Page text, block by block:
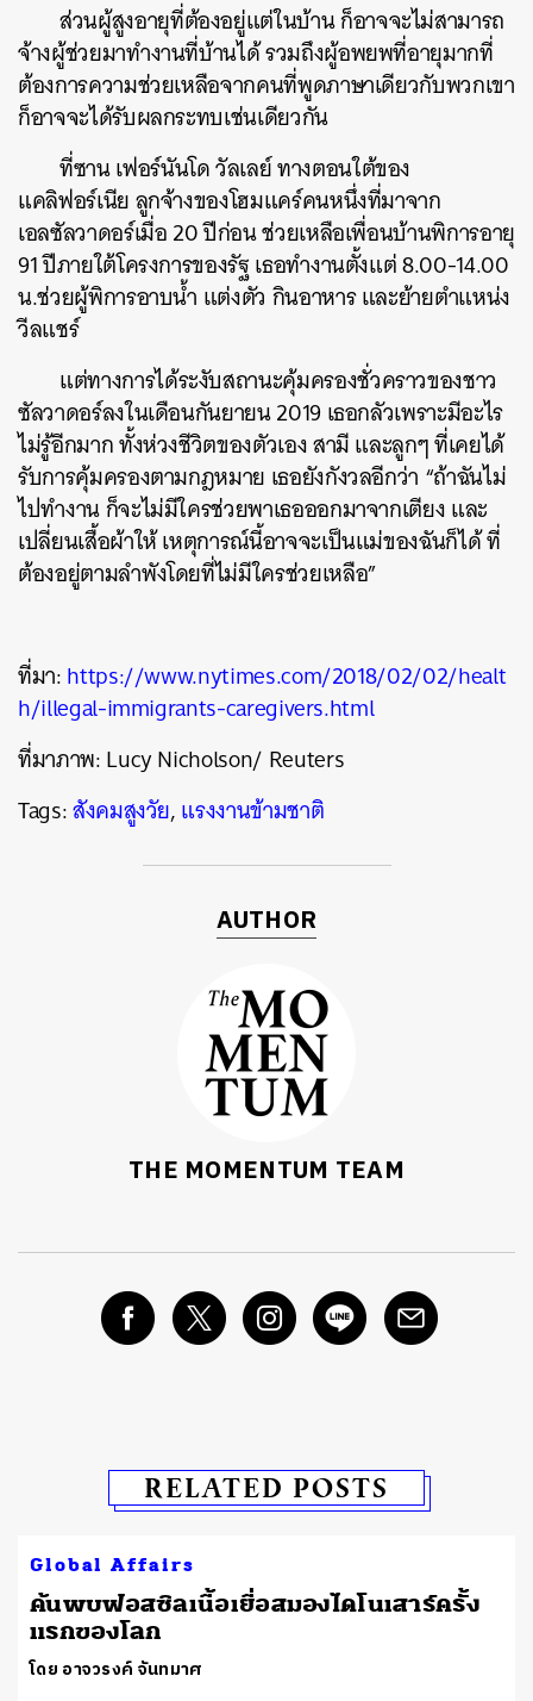
ส่วนผู้สูงอายุที่ต้องอยู่แต่ในบ้าน ก็อาจจะไม่สามารถ
จ้างผู้ช่วยมาทำงานที่บ้านได้ รวมถึงผู้อพยพที่อายุมากที่
ต้องการความช่วยเหลือจากคนที่พูดภาษาเดียวกับพวกเขา
ก็อาจจะได้รับผลกระทบเช่นเดียวกัน
ที่ซาน เฟอร์นันโด วัลเลย์ ทางตอนใต้ของ
แคลิฟอร์เนีย ลูกจ้างของโฮมแคร์คนหนึ่งที่มาจาก
เอลซัลวาดอร์เมื่อ 20 ปีก่อน ช่วยเหลือเพื่อนบ้านพิการอายุ
91 ปีภายใต้โครงการของรัฐ เธอทำงานตั้งแต่ 8.00-14.00
น.ช่วยผู้พิการอาบน้ำ แต่งตัว กินอาหาร และย้ายตำแหน่ง
วีลแชร์
แต่ทางการได้ระงับสถานะคุ้มครองชั่วคราวของชาว
ซัลวาดอร์ลงในเดือนกันยายน 2019 เธอกลัวเพราะมีอะไร
ไม่รู้อีกมาก ทั้งห่วงชีวิตของตัวเอง สามี และลูกๆ ที่เคยได้
รับการคุ้มครองตามกฎหมาย เธอยังกังวลอีกว่า “ถ้าฉันไม่
ไปทำงาน ก็จะไม่มีใครช่วยพาเธอออกมาจากเตียง และ
เปลี่ยนเสื้อผ้าให้ เหตุการณ์นี้อาจจะเป็นแม่ของฉันก็ได้ ที่
ต้องอยู่ตามลำพังโดยที่ไม่มีใครช่วยเหลือ”
ที่มา:https://www.nytimes.com/2018/02/02/healt
h/illegal-immigrants-caregivers.html
ที่มาภาพ:Lucy Nicholson/ Reuters
Tags:สังคมสูงวัย,แรงงานข้ามชาติ
AUTHOR
THE MOMENTUM TEAM
RELATED POSTS
Global Affairs
ค้นพบฟอสซิลเนื้อเยื่อสมองไดโนเสาร์ครั้ง
แรกของโลก
โดย อาจวรงค์ จันทมาศ